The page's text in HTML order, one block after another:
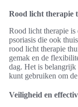
Rood licht therapie
Rood licht therapie
psoriasis die ook
rood licht therapie
gemak en de
dag. Het is
kunt gebruiken om
Veiligheid en